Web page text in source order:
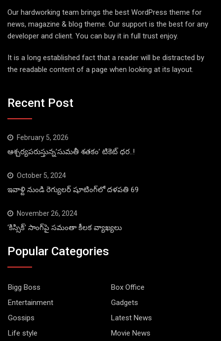
Our hardworking team brings the best WordPress theme for
news, magazine & blog theme. Our support is the best for any
developer and client. You can buy it in full trust enjoy.
It is a long established fact that a reader will be distracted by
the readable content of a page when looking at its layout.
Recent Post
February 5, 2026
ఆశ్చర్యపరుస్తున్న’సుమతీ శతకం’ టికెట్ ధర..!
October 5, 2024
ఇవాళ్టి నుండి రెగ్యులర్ షూటింగ్‌లో దళపతి 69
November 26, 2024
‘కిస్సిక్’ సాంగ్‌పై సమంతా కీలక వ్యాఖ్యలు
Popular Categories
Bigg Boss
Box Office
Entertainment
Gadgets
Gossips
Latest News
Life style
Movie News